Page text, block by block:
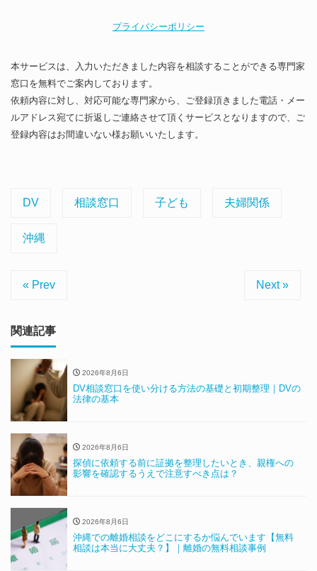
プライバシーポリシー
本サービスは、入力いただきました内容を相談することができる専門家
窓口を無料でご案内しております。
依頼内容に対し、対応可能な専門家から、ご登録頂きました電話・メー
ルアドレス宛てに折返しご連絡させて頂くサービスとなりますので、ご
登録内容はお間違いない様お願いいたします。
DV 相談窓口 子ども 夫婦関係
沖縄
« Prev Next »
関連記事
2026年8月6日
DV相談窓口を使い分ける方法の基礎と初期整理｜DVの
法律の基本
2026年8月6日
探偵に依頼する前に証拠を整理したいとき、親権への
影響を確認するうえで注意すべき点は？
2026年8月6日
沖縄での離婚相談をどこにするか悩んでいます【無料
相談は本当に大丈夫？】｜離婚の無料相談事例